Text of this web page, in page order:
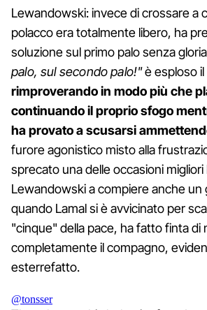
Lewandowski: invece di crossare a
polacco era totalmente libero, ha
soluzione sul primo palo senza
palo, sul secondo palo!"è esploso il
rimproverando in modo più che
continuando il proprio sfogo
ha provato a scusarsi
furore agonistico misto alla
sprecato una delle occasioni
Lewandowski a compiere anche
quando Lamal si è avvicinato per
"cinque" della pace, ha fatto finta di
completamente il compagno,
esterrefatto.
@tonsser